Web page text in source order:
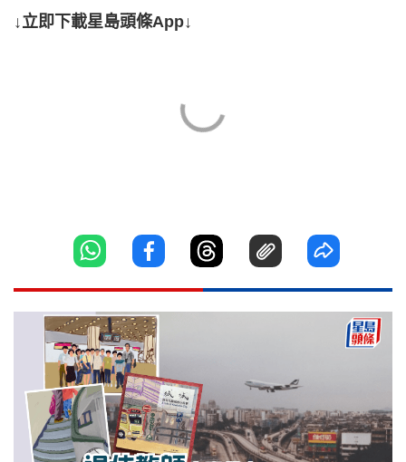
↓立即下載星島頭條App↓